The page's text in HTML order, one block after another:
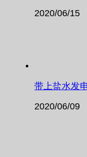
2020/06/15
带上盐水发
2020/06/09